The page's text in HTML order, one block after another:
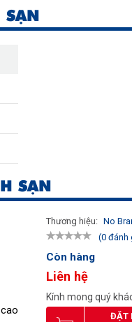
SẠN
Thương hiệu: No
(0 đánh
Còn hàng
Liên hệ
Kính mong quý
ĐẶT